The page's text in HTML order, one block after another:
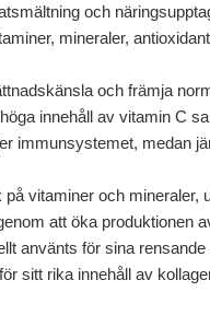
och
mineraler,
och främja
innehåll av vitamin C
immunsystemet, medan
på vitaminer och mineraler,
att öka produktionen
använts för sina
sitt rika innehåll av